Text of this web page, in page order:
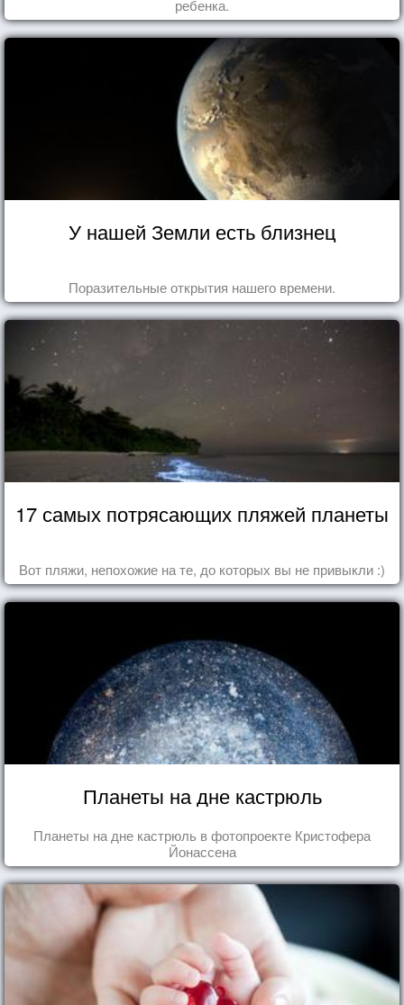
ребенка.
У нашей Земли есть близнец
Поразительные открытия нашего времени.
17 самых потрясающих пляжей планеты
Вот пляжи, непохожие на те, до которых вы не привыкли :)
Планеты на дне кастрюль
Планеты на дне кастрюль в фотопроекте Кристофера
Йонассена